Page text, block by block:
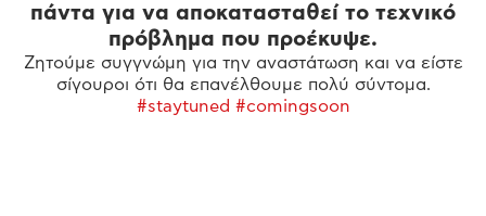
πάντα για να αποκατασταθεί το τεχνικό
πρόβλημα που προέκυψε.
Ζητούμε συγγνώμη για την αναστάτωση και να είστε
σίγουροι ότι θα επανέλθουμε πολύ σύντομα.
#staytuned #comingsoon